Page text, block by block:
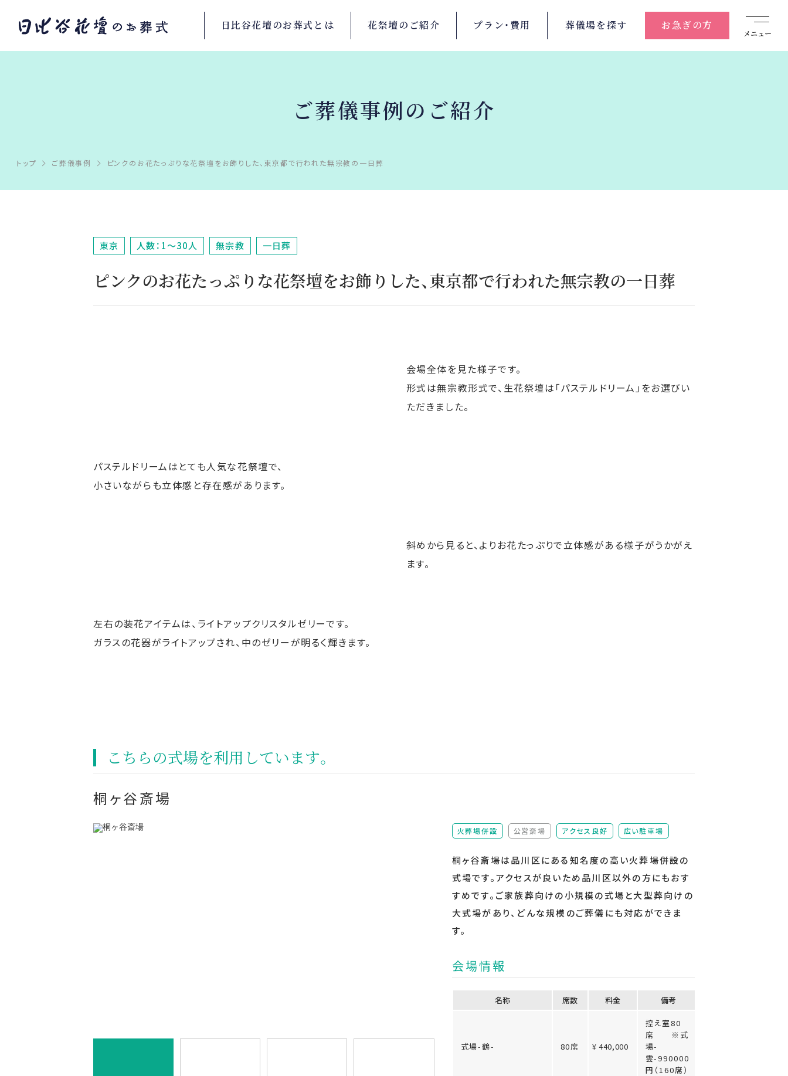
メニュー
日比谷花壇のお葬式とは 花祭壇の ご紹介 プラン・ 費用 葬儀場を探す お急ぎの方
ご葬儀事例のご紹介
トップ ご葬儀事例 ピンクのお花たっぷりな花祭壇をお飾りした、東京都で行われた無宗教の一日葬
東京 人数：1～30人 無宗教 一日葬
ピンクのお花たっぷりな花祭壇をお飾りした、東京都で行われた無宗教の一日葬
会場全体を見た様子です。
形式は無宗教形式で、生花祭壇は「パステルドリーム」をお選びい
ただきました。
パステルドリームはとても人気な花祭壇で、
小さいながらも立体感と存在感があります。
斜めから見ると、よりお花たっぷりで立体感がある様子がうかがえ
ます。
左右の装花アイテムは、ライトアップクリスタルゼリーです。
ガラスの花器がライトアップされ、中のゼリーが明るく輝きます。
こちらの式場を利⽤しています。
桐ヶ谷斎場
火葬場併設 公営斎場
（非該当）
アクセス良好 広い駐車場
桐ヶ谷斎場は品川区にある知名度の高い火葬場併設の
式場です。アクセスが良いため品川区以外の方にもおす
すめです。ご家族葬向けの小規模の式場と大型葬向けの
大式場があり、どんな規模のご葬儀にも対応ができま
す。
会場情報
名称 席数 料⾦ 備考
式場-鶴- 80席 ¥ 440,000
控え室80
席 ※式
場-
雲-990000
円（160席）